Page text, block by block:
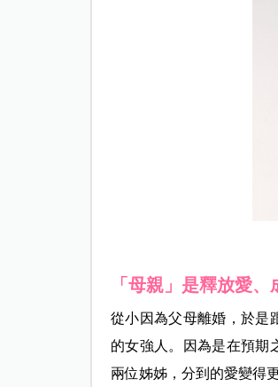
「母親」是釋放愛
從小因為父母離婚，於是
的女強人。因為是在預期
兩位姊姊，分到的愛變得